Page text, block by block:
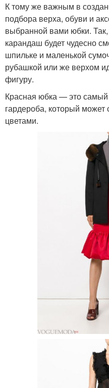
К тому же важным в
подбора верха, обуви и
выбранной вами юбки.
карандаш будет чудесно
шпильке и маленькой
рубашкой или же верхом
фигуру.
Красная юбка — это
гардероба, который может
цветами.